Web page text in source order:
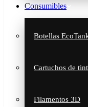
Consumibles
Botellas
Cartuchos de
Filamentos 3D